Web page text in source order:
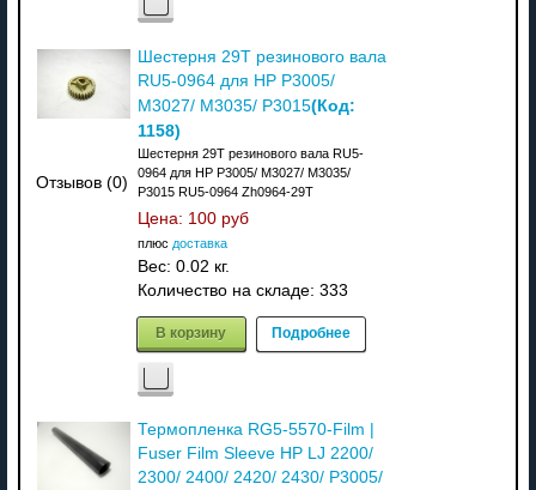
Отзывов (0)
Шестерня 29T резинового вала
RU5-0964 для HP P3005/
M3027/ M3035/ P3015(Код:
1158)
Шестерня 29T резинового вала RU5-
0964 для HP P3005/ M3027/ M3035/
P3015 RU5-0964 Zh0964-29T
Цена: 100 руб
плюс доставка
Вес: 0.02 кг.
Количество на складе: 333
В корзину Подробнее
Термопленка RG5-5570-Film |
Fuser Film Sleeve HP LJ 2200/
2300/ 2400/ 2420/ 2430/ P3005/